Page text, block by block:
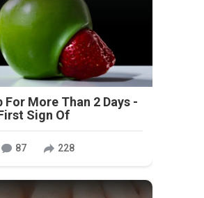
For More Than 2 Days -
Sign Of
87 228